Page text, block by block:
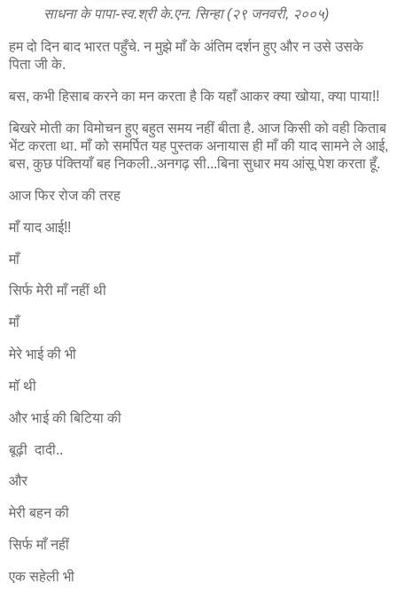
साधना के पापा-स्व.श्री के.एन. सिन्हा (२९ जनवरी, २००५)
हम दो दिन बाद भारत पहुँचे. न मुझे माँ के अंतिम दर्शन हुए और न उसे उसके
पिता जी के.
बस, कभी हिसाब करने का मन करता है कि यहाँ आकर क्या खोया, क्या पाया!!
बिखरे मोती का विमोचन हुए बहुत समय नहीं बीता है. आज किसी को वही किताब
भेंट करता था. माँ को समर्पित यह पुस्तक अनायास ही माँ की याद सामने ले आई,
बस, कुछ पंक्तियाँ बह निकली..अनगढ़ सी...बिना सुधार मय आंसू पेश करता हूँ.
आज फिर रोज की तरह
माँ याद आई!!
माँ
सिर्फ मेरी माँ नहीं थी
माँ
मेरे भाई की भी
मॉ थी
और भाई की बिटिया की
बूढ़ी दादी..
और
मेरी बहन की
सिर्फ माँ नहीं
एक सहेली भी